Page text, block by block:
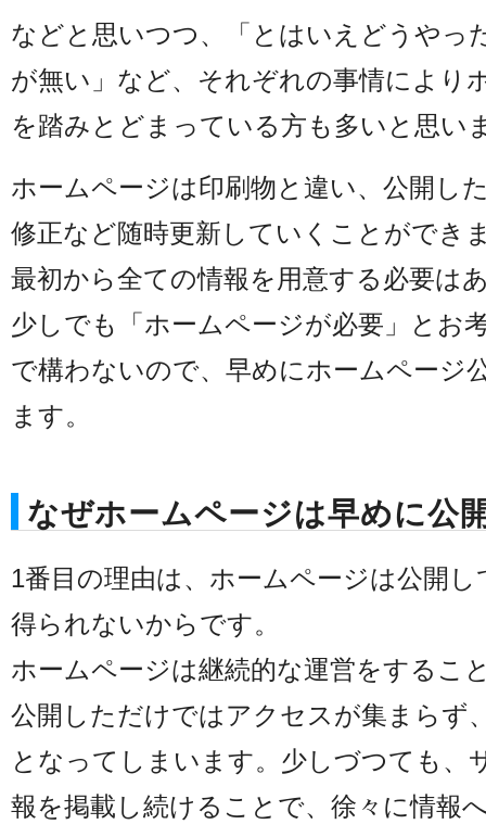
などと思いつつ、「とはいえどうやっ
が無い」など、それぞれの事情により
を踏みとどまっている方も多いと思い
ホームページは印刷物と違い、公開し
修正など随時更新していくことができ
最初から全ての情報を用意する必要は
少しでも「ホームページが必要」とお
で構わないので、早めにホームページ
ます。
なぜホームページは早めに公
1番目の理由は、ホームページは公開
得られないからです。
ホームページは継続的な運営をするこ
公開しただけではアクセスが集まらず
となってしまいます。少しづつても、
報を掲載し続けることで、徐々に情報